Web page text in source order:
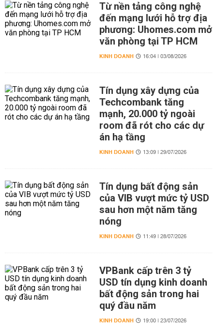
Từ nền tảng công nghệ
đến mạng lưới hỗ trợ địa
phương: Uhomes.com mở
văn phòng tại TP HCM
KINH DOANH 16:04 | 03/08/2026
Tín dụng xây dựng của
Techcombank tăng
mạnh, 20.000 tỷ ngoài
room đã rót cho các dự
án hạ tầng
KINH DOANH 13:09 | 29/07/2026
Tín dụng bất động sản
của VIB vượt mức tỷ USD
sau hơn một năm tăng
nóng
KINH DOANH 11:49 | 28/07/2026
VPBank cấp trên 3 tỷ
USD tín dụng kinh doanh
bất động sản trong hai
quý đầu năm
KINH DOANH 19:00 | 23/07/2026